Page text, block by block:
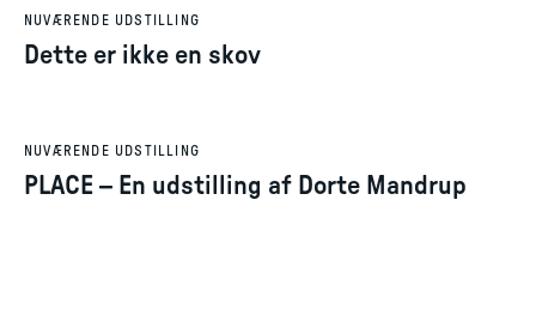
NUVÆRENDE UDSTILLING
Dette er ikke en skov
NUVÆRENDE UDSTILLING
PLACE – En udstilling af Dorte Mandrup